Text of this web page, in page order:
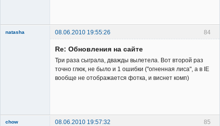
84
natasha 08.06.2010 19:55:26
Re: Обновления на сайте
Три раза сыграла, дважды вылетела. Вот второй раз
точно глюк, не было и 1 ошибки ("огненная лиса", а в IE
вообще не отображается фотка, и виснет комп)
85
chow 08.06.2010 19:57:32